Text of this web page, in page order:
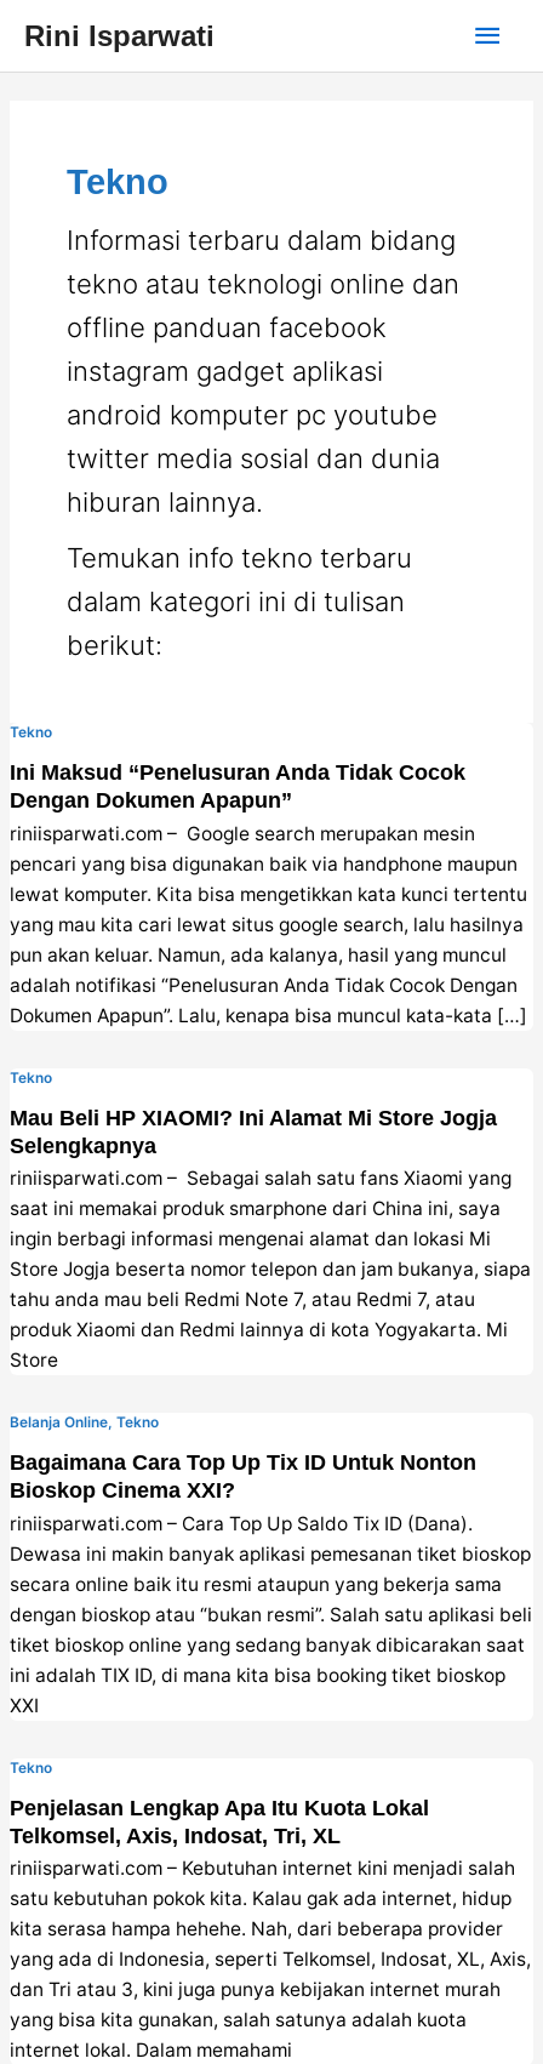
content
Rini Isparwati
Main
Tekno
Informasi terbaru dalam bidang
tekno atau teknologi online dan
offline panduan facebook
instagram gadget aplikasi
android komputer pc youtube
twitter media sosial dan dunia
hiburan lainnya.
Temukan info tekno terbaru
dalam kategori ini di tulisan
berikut:
Tekno
Ini Maksud “Penelusuran Anda Tidak Cocok
Dengan Dokumen Apapun”
riniisparwati.com – Google search merupakan mesin
pencari yang bisa digunakan baik via handphone maupun
lewat komputer. Kita bisa mengetikkan kata kunci tertentu
yang mau kita cari lewat situs google search, lalu hasilnya
pun akan keluar. Namun, ada kalanya, hasil yang muncul
adalah notifikasi “Penelusuran Anda Tidak Cocok Dengan
Dokumen Apapun”. Lalu, kenapa bisa muncul kata-kata […]
Tekno
Mau Beli HP XIAOMI? Ini Alamat Mi Store Jogja
Selengkapnya
riniisparwati.com – Sebagai salah satu fans Xiaomi yang
saat ini memakai produk smarphone dari China ini, saya
ingin berbagi informasi mengenai alamat dan lokasi Mi
Store Jogja beserta nomor telepon dan jam bukanya, siapa
tahu anda mau beli Redmi Note 7, atau Redmi 7, atau
produk Xiaomi dan Redmi lainnya di kota Yogyakarta. Mi
Store
Belanja Online,Tekno
Bagaimana Cara Top Up Tix ID Untuk Nonton
Bioskop Cinema XXI?
riniisparwati.com – Cara Top Up Saldo Tix ID (Dana).
Dewasa ini makin banyak aplikasi pemesanan tiket bioskop
secara online baik itu resmi ataupun yang bekerja sama
dengan bioskop atau “bukan resmi”. Salah satu aplikasi beli
tiket bioskop online yang sedang banyak dibicarakan saat
ini adalah TIX ID, di mana kita bisa booking tiket bioskop
XXI
Tekno
Penjelasan Lengkap Apa Itu Kuota Lokal
Telkomsel, Axis, Indosat, Tri, XL
riniisparwati.com – Kebutuhan internet kini menjadi salah
satu kebutuhan pokok kita. Kalau gak ada internet, hidup
kita serasa hampa hehehe. Nah, dari beberapa provider
yang ada di Indonesia, seperti Telkomsel, Indosat, XL, Axis,
dan Tri atau 3, kini juga punya kebijakan internet murah
yang bisa kita gunakan, salah satunya adalah kuota
internet lokal. Dalam memahami